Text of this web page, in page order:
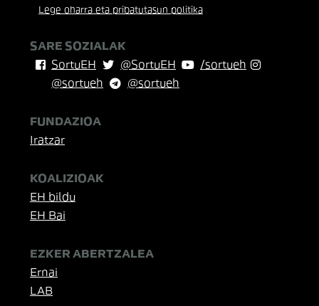
Lege oharra eta pribatutasun politika
SARE SOZIALAK
SortuEH
@SortuEH
/sortueh
@sortueh
@sortueh
FUNDAZIOA
Iratzar
KOALIZIOAK
EH bildu
EH Bai
EZKER ABERTZALEA
Ernai
LAB